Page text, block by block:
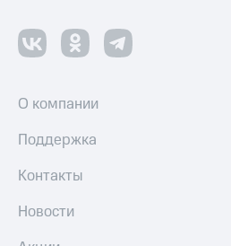
О компании
Поддержка
Контакты
Новости